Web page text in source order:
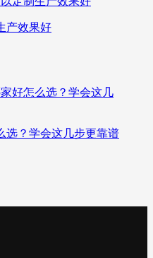
产效果好
选？学会这几步更靠谱